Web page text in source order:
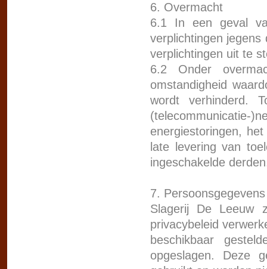
6. Overmacht
6.1 In een geval
verplichtingen
verplichtingen uit te
6.2 Onder
omstandigheid
wordt verhinderd.
(telecommunicatie-
energiestoringen,
late levering van
ingeschakelde
7. Persoonsgegevens
Slagerij De Leeuw
privacybeleid
beschikbaar
opgeslagen. Deze